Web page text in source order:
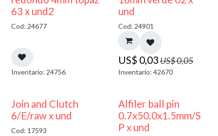
63 x und2
Cod: 24677
Inventario: 24756
und
Cod: 24901
US$ 0,03US$0,05
Inventario: 42670
Join and Clutch
6/E/raw x und
Cod: 17593
Alfiler ball pin
0.7x50.0x1.5mm/S
P x und